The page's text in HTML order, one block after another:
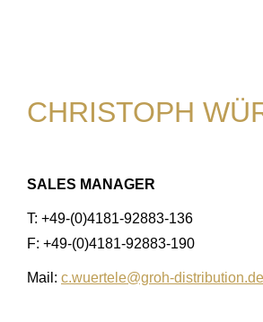
CHRISTOPH
SALES MANAGER
T: +49-(0)4181-92883-136
F: +49-(0)4181-92883-190
Mail: c.wuertele@groh-distribution.de